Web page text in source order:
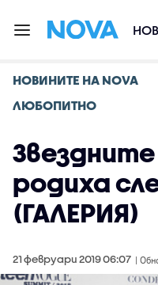
НОВИНИТЕ НА NOVA
ЛЮБОПИТНО
родиха
(ГАЛЕРИЯ)
21 февруари 2019 06:07 |